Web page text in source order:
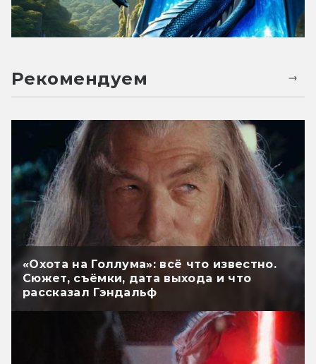
Рекомендуем
«Охота на Голлума»: всё что известно.
Сюжет, съёмки, дата выхода и что
рассказал Гэндальф